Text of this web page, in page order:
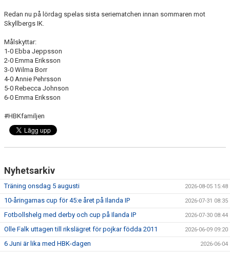
Redan nu på lördag spelas sista seriematchen innan sommaren mot
Skyllbergs IK.
Målskyttar:
1-0 Ebba Jeppsson
2-0 Emma Eriksson
3-0 Wilma Borr
4-0 Annie Pehrsson
5-0 Rebecca Johnson
6-0 Emma Eriksson
#HBKfamiljen
Nyhetsarkiv
Träning onsdag 5 augusti 2026-08-05 15:48
10-åringarnas cup för 45:e året på Ilanda IP 2026-07-31 08:35
Fotbollshelg med derby och cup på Ilanda IP 2026-07-30 08:44
Olle Falk uttagen till rikslägret för pojkar födda 2011 2026-06-09 09:20
6 Juni är lika med HBK-dagen 2026-06-04